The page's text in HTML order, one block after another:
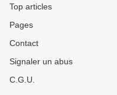
Top articles
Pages
Contact
Signaler un abus
C.G.U.